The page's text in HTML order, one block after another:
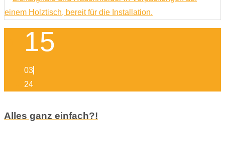
15
03
24
Alles ganz einfach?!